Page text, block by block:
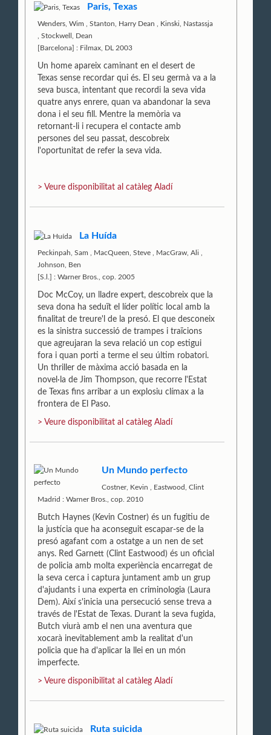
Paris, Texas
Wenders, Wim ,Stanton, Harry Dean
Kinski, Nastassja
,Stockwell, Dean
[Barcelona] : Filmax, DL 2003
Un home apareix caminant en el desert de
Texas sense recordar qui és. El seu germà va a la
seva busca, intentant que recordi la seva vida
quatre anys enrere, quan va abandonar la seva
dona i el seu fill. Mentre la memòria va
retornant-li i recupera el contacte amb
persones del seu passat, descobreix
l'oportunitat de refer la seva vida.
> Veure disponibilitat al catàleg Aladí
La Huída
Peckinpah, Sam MacQueen, Steve MacGraw, Ali
Johnson, Ben
[S.l.] : Warner Bros., cop. 2005
Doc McCoy, un lladre expert, descobreix que la
seva dona ha seduït el líder polític local amb la
finalitat de treure'l de la presó. El que desconeix
es la sinistra successió de trampes i traïcions
que agreujaran la seva relació un cop estigui
fora i quan porti a terme el seu últim robatori.
Un thriller de màxima acció basada en la
novel·la de Jim Thompson, que recorre l'Estat
de Texas fins arribar a un explosiu clímax a la
frontera de El Paso.
> Veure disponibilitat al catàleg Aladí
Un Mundo perfecto
Costner, Kevin
Eastwood, Clint
Madrid : Warner Bros., cop. 2010
Butch Haynes (Kevin Costner) és un fugitiu de
la justícia que ha aconseguit escapar-se de la
presó agafant com a ostatge a un nen de set
anys. Red Garnett (Clint Eastwood) és un oficial
de policia amb molta experiència encarregat de
la seva cerca i captura juntament amb un grup
d'ajudants i una experta en criminologia (Laura
Dem). Així s'inicia una persecució sense treva a
través de l'Estat de Texas. Durant la seva fugida,
Butch viurà amb el nen una aventura que
xocarà inevitablement amb la realitat d'un
policia que ha d'aplicar la llei en un món
imperfecte.
> Veure disponibilitat al catàleg Aladí
Ruta suicida